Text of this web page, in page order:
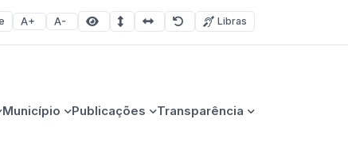
Aumentar fonte
Diminuir fonteÁrea selecionada
Espaçamento de linha
Espaço dos caracteres
RedefinirLibras
Município Publicações Transparência